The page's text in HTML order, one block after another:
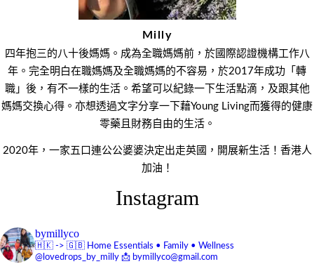
Milly
四年抱三的八十後媽媽。成為全職媽媽前，於國際認證機構工作八
年。完全明白在職媽媽及全職媽媽的不容易，於2017年成功「轉
職」後，有不一樣的生活。希望可以紀錄一下生活點滴，及跟其他
媽媽交換心得。亦想透過文字分享一下藉Young Living而獲得的健康
零藥且財務自由的生活。
2020年，一家五口連公公婆婆決定出走英國，開展新生活！香港人
加油！
Instagram
bymillyco
🇭🇰 -> 🇬🇧 Home Essentials • Family • Wellness
@lovedrops_by_milly 📩 bymillyco@gmail.com